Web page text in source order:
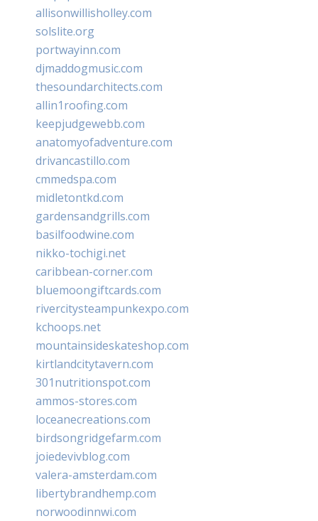
allisonwillisholley.com
solslite.org
portwayinn.com
djmaddogmusic.com
thesoundarchitects.com
allin1roofing.com
keepjudgewebb.com
anatomyofadventure.com
drivancastillo.com
cmmedspa.com
midletontkd.com
gardensandgrills.com
basilfoodwine.com
nikko-tochigi.net
caribbean-corner.com
bluemoongiftcards.com
rivercitysteampunkexpo.com
kchoops.net
mountainsideskateshop.com
kirtlandcitytavern.com
301nutritionspot.com
ammos-stores.com
loceanecreations.com
birdsongridgefarm.com
joiedevivblog.com
valera-amsterdam.com
libertybrandhemp.com
norwoodinnwi.com